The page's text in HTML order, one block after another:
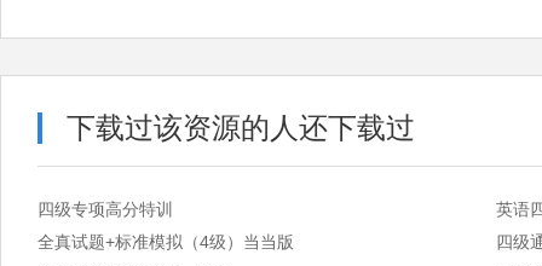
下载过该资源的人还下载过
四级专项高分特训
英语
全真试题+标准模拟（4级）当当版
四级